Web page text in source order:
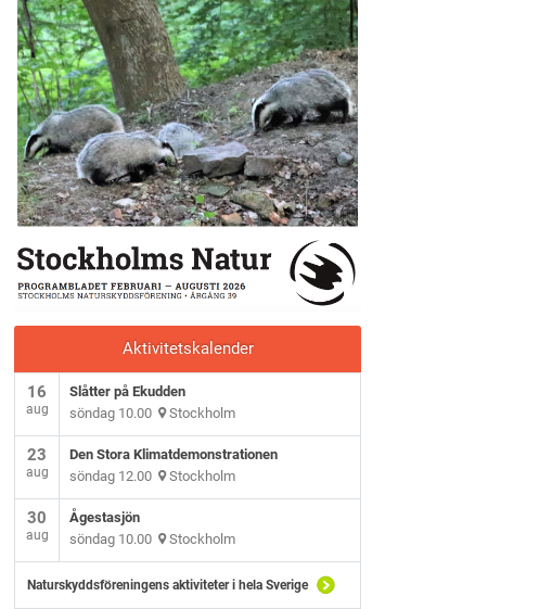
Aktivitetskalender
16
aug
Slåtter på Ekudden
söndag 10.00 Stockholm
23
aug
Den Stora Klimatdemonstrationen
söndag 12.00 Stockholm
30
aug
Ågestasjön
söndag 10.00 Stockholm
Naturskyddsföreningens aktiviteter i hela Sverige